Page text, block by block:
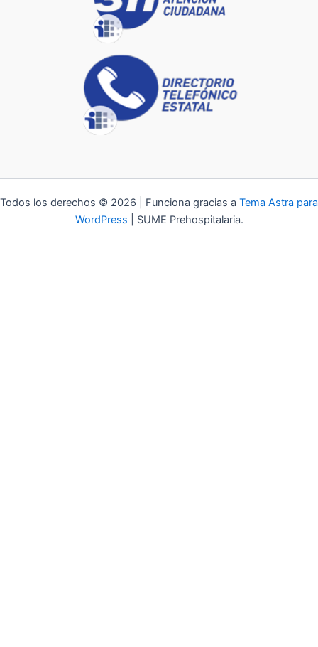
Todos los derechos © 2026 | Funciona gracias a Tema Astra para
WordPress | SUME Prehospitalaria.